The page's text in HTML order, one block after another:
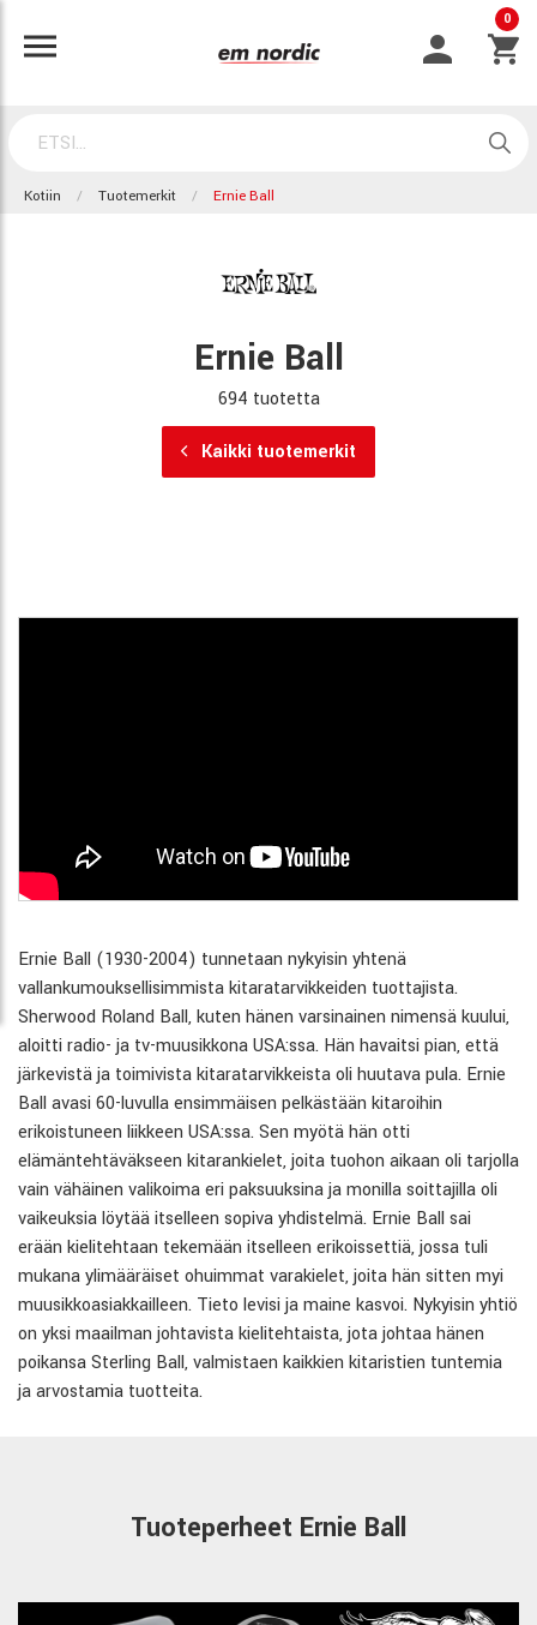
0
Kotiin Tuotemerkit Ernie Ball
Ernie Ball
694 tuotetta
Kaikki tuotemerkit
Ernie Ball (1930-2004) tunnetaan nykyisin yhtenä
vallankumouksellisimmista kitaratarvikkeiden tuottajista.
Sherwood Roland Ball, kuten hänen varsinainen nimensä kuului,
aloitti radio- ja tv-muusikkona USA:ssa. Hän havaitsi pian, että
järkevistä ja toimivista kitaratarvikkeista oli huutava pula. Ernie
Ball avasi 60-luvulla ensimmäisen pelkästään kitaroihin
erikoistuneen liikkeen USA:ssa. Sen myötä hän otti
elämäntehtäväkseen kitarankielet, joita tuohon aikaan oli tarjolla
vain vähäinen valikoima eri paksuuksina ja monilla soittajilla oli
vaikeuksia löytää itselleen sopiva yhdistelmä. Ernie Ball sai
erään kielitehtaan tekemään itselleen erikoissettiä, jossa tuli
mukana ylimääräiset ohuimmat varakielet, joita hän sitten myi
muusikkoasiakkailleen. Tieto levisi ja maine kasvoi. Nykyisin yhtiö
on yksi maailman johtavista kielitehtaista, jota johtaa hänen
poikansa Sterling Ball, valmistaen kaikkien kitaristien tuntemia
ja arvostamia tuotteita.
Tuoteperheet Ernie Ball